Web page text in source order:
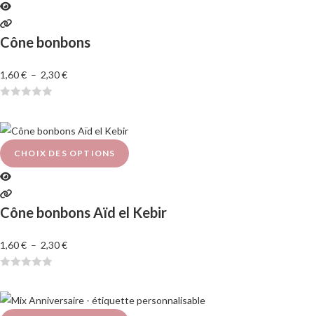
Cône bonbons
1,60€ – 2,30€
o
e
s
u
r
CHOIX DES OPTIONS
Cône bonbons Aïd el Kebir
1,60€ – 2,30€
o